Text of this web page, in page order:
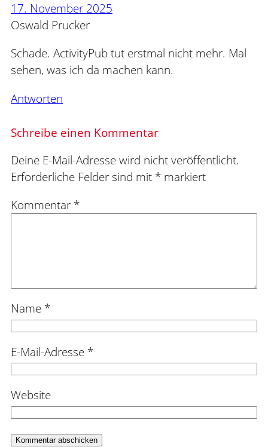
17. November 2025
Oswald Prucker
Schade. ActivityPub tut erstmal nicht mehr. Mal
sehen, was ich da machen kann.
Antworten
Schreibe einen Kommentar
Deine E-Mail-Adresse wird nicht veröffentlicht.
Erforderliche Felder sind mit * markiert
Kommentar *
Name *
E-Mail-Adresse *
Website